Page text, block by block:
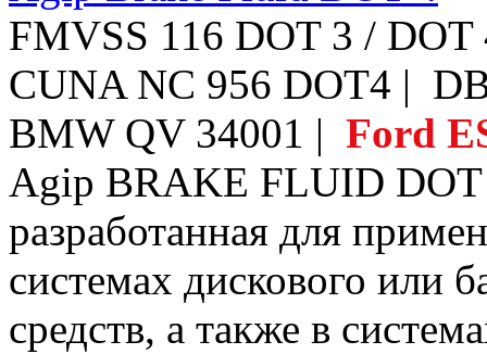
FMVSS 116 DOT 3 /
CUNA NC 956 DOT4 |
BMW QV 34001 | Ford
Agip BRAKE FLUID DOT
разработанная для
системах дискового или
средств, а также в